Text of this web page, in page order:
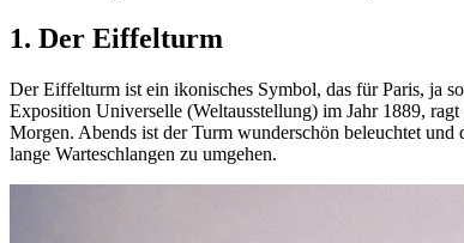
1. Der Eiffelturm
Der Eiffelturm ist ein ikonisches Symbol, das für Paris, ja
Exposition Universelle (Weltausstellung) im Jahr 1889,
Morgen. Abends ist der Turm wunderschön beleuchtet und
lange Warteschlangen zu umgehen.